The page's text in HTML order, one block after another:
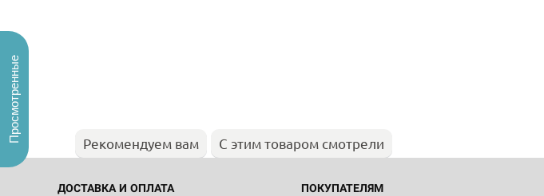
Рекомендуем вам С этим товаром смотрели
ДОСТАВКА И ОПЛАТА ПОКУПАТЕЛЯМ
Просмотренные